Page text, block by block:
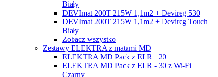
Biały
DEVImat 200T 215W 1,1m2 + Devireg 530
DEVImat 200T 215W 1,1m2 + Devireg Touch
Biały
Zobacz wszystko
Zestawy ELEKTRA z matami MD
ELEKTRA MD Pack z ELR - 20
ELEKTRA MD Pack z ELR - 30 z Wi-Fi
Czarny